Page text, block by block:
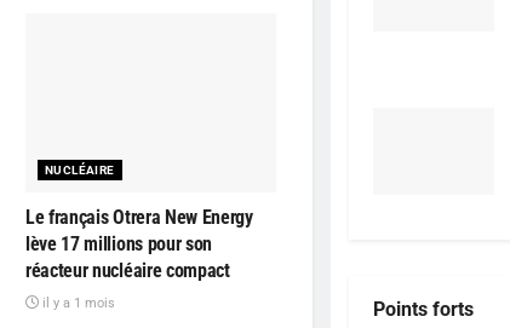
NUCLÉAIRE
Le français Otrera New Energy
lève 17 millions pour son
réacteur nucléaire compact
il y a 1 mois Points forts